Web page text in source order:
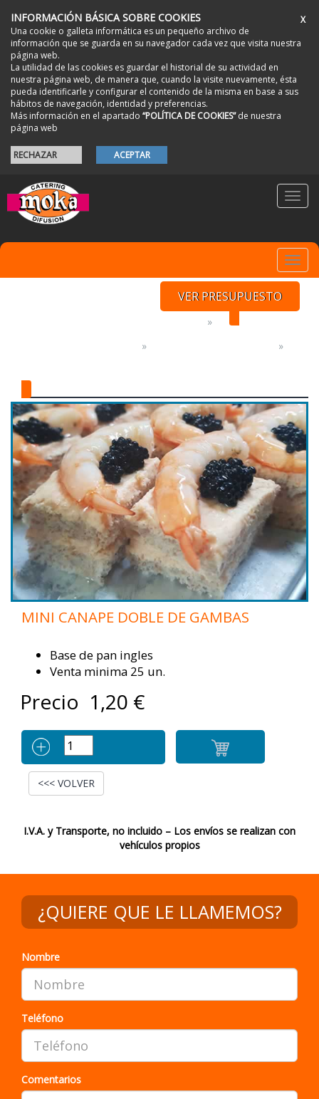
X
INFORMACIÓN BÁSICA SOBRE COOKIES
Una cookie o galleta informática es un pequeño archivo de
información que se guarda en su navegador cada vez que visita nuestra
página web.
La utilidad de las cookies es guardar el historial de su actividad en
nuestra página web, de manera que, cuando la visite nuevamente, ésta
pueda identificarle y configurar el contenido de la misma en base a sus
hábitos de navegación, identidad y preferencias.
Más información en el apartado “POLÍTICA DE COOKIES”de nuestra
página web
RECHAZAR ACEPTAR
VER PRESUPUESTO
MINI CANAPE DOBLE DE GAMBAS
Base de pan ingles
Venta minima 25 un.
Precio 1,20 €
<<< VOLVER
I.V.A. y Transporte, no incluido – Los envíos se realizan con
vehículos propios
¿QUIERE QUE LE LLAMEMOS?
Nombre
Teléfono
Comentarios